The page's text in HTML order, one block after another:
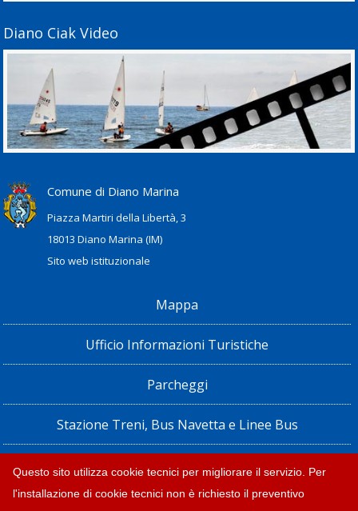
Diano Ciak Video
Comune di Diano Marina
Piazza Martiri della Libertà, 3
18013 Diano Marina (IM)
Sito web istituzionale
Mappa
Ufficio Informazioni Turistiche
Parcheggi
Stazione Treni, Bus Navetta e Linee Bus
Privacy policy e note legali
Dichiarazione di accessibilità
Questo sito utilizza cookie tecnici per migliorare il servizio. Per
l'installazione di cookie tecnici non è richiesto il preventivo